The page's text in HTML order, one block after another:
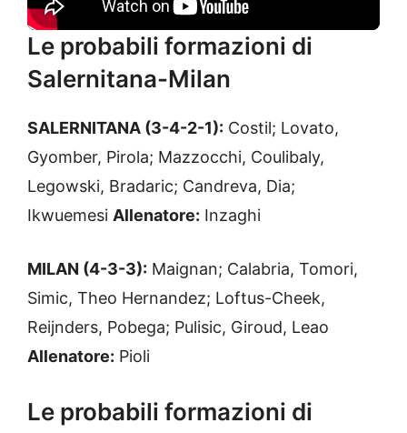
Le probabili formazioni di
Salernitana-Milan
SALERNITANA (3-4-2-1): Costil; Lovato,
Gyomber, Pirola; Mazzocchi, Coulibaly,
Legowski, Bradaric; Candreva, Dia;
Ikwuemesi Allenatore: Inzaghi
MILAN (4-3-3): Maignan; Calabria, Tomori,
Simic, Theo Hernandez; Loftus-Cheek,
Reijnders, Pobega; Pulisic, Giroud, Leao
Allenatore: Pioli
Le probabili formazioni di